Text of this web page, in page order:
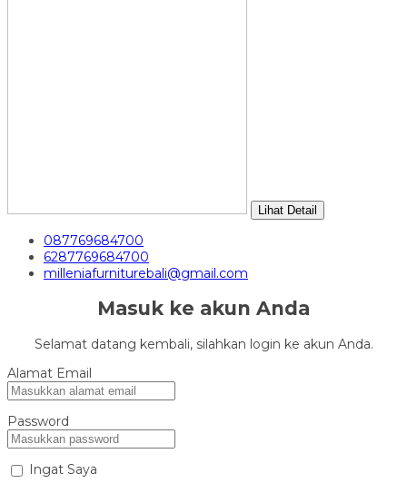
Lihat Detail
087769684700
6287769684700
milleniafurniturebali@gmail.com
Masuk ke akun Anda
Selamat datang kembali, silahkan login ke akun Anda.
Alamat Email
Password
Ingat Saya